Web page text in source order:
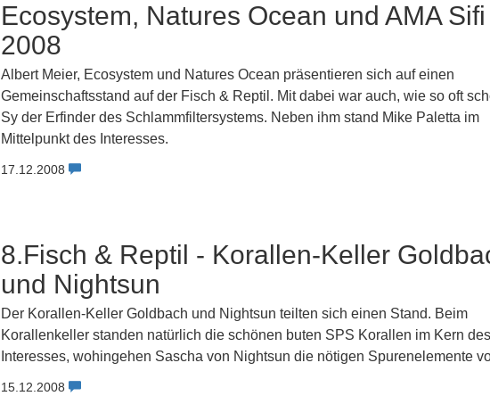
Ecosystem, Natures Ocean und AMA Sifi
2008
Albert Meier, Ecosystem und Natures Ocean präsentieren sich auf einen
Gemeinschaftsstand auf der Fisch & Reptil. Mit dabei war auch, wie so oft
Sy der Erfinder des Schlammfiltersystems. Neben ihm stand Mike Paletta im
Mittelpunkt des Interesses.
17.12.2008
8.Fisch & Reptil - Korallen-Keller
und Nightsun
Der Korallen-Keller Goldbach und Nightsun teilten sich einen Stand. Beim
Korallenkeller standen natürlich die schönen buten SPS Korallen im Kern des
Interesses, wohingehen Sascha von Nightsun die nötigen Spurenelemente
15.12.2008